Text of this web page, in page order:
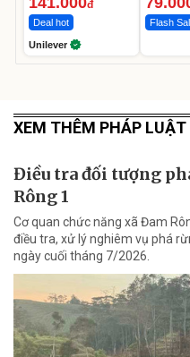
đ
Deal hot
Unilever
Flash
XEM THÊM PHÁP LUẬT
Điều tra đối tượng
Rông 1
Cơ quan chức năng xã Đam
điều tra, xử lý nghiêm vụ phá
ngày cuối tháng 7/2026.